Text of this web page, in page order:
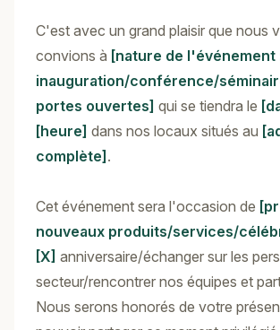
C'est avec un grand plaisir que nous
convions à [nature de l'événement
inauguration/conférence/
portes ouvertes] qui se tiendra le
[heure] dans nos locaux situés au
complète] .
Cet événement sera l'occasion de
nouveaux produits/services/
[X] anniversaire/échanger sur les
secteur/rencontrer nos équipes et
Nous serons honorés de votre